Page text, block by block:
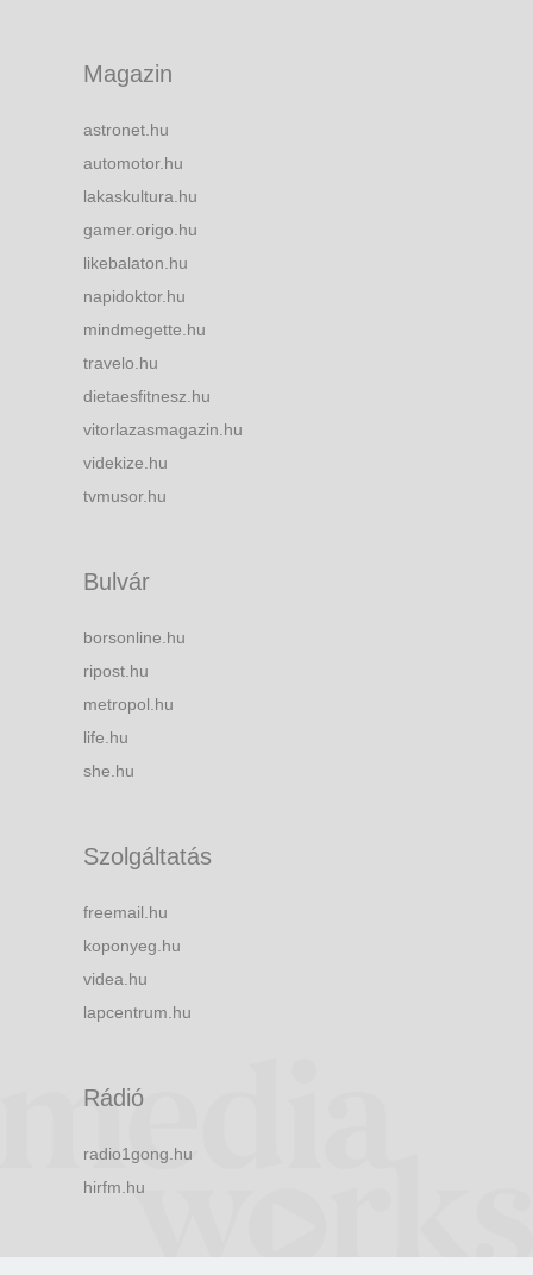
Magazin
astronet.hu
automotor.hu
lakaskultura.hu
gamer.origo.hu
likebalaton.hu
napidoktor.hu
mindmegette.hu
travelo.hu
dietaesfitnesz.hu
vitorlazasmagazin.hu
videkize.hu
tvmusor.hu
Bulvár
borsonline.hu
ripost.hu
metropol.hu
life.hu
she.hu
Szolgáltatás
freemail.hu
koponyeg.hu
videa.hu
lapcentrum.hu
Rádió
radio1gong.hu
hirfm.hu